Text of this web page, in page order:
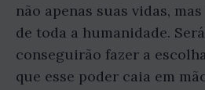
não apenas suas vidas,
de toda a humanidade.
conseguirão fazer a
que esse poder caia em